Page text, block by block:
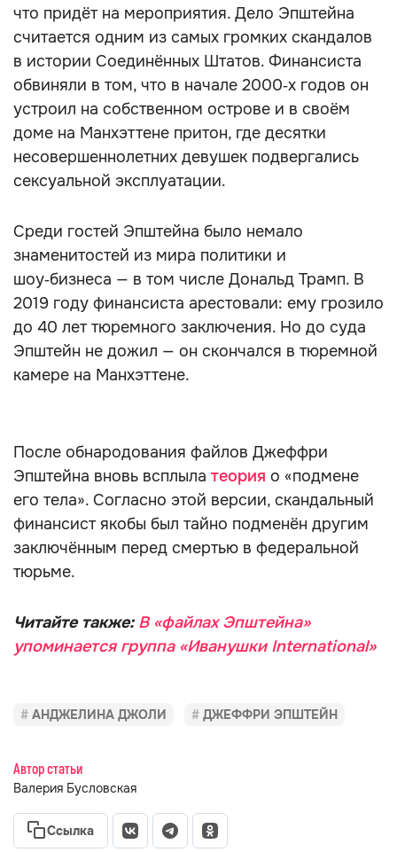
что придёт на мероприятия. Дело Эпштейна
считается одним из самых громких скандалов
в истории Соединённых Штатов. Финансиста
обвиняли в том, что в начале 2000‑х годов он
устроил на собственном острове и в своём
доме на Манхэттене притон, где десятки
несовершеннолетних девушек подвергались
сексуальной эксплуатации.
Среди гостей Эпштейна было немало
знаменитостей из мира политики и
шоу‑бизнеса — в том числе Дональд Трамп. В
2019 году финансиста арестовали: ему грозило
до 40 лет тюремного заключения. Но до суда
Эпштейн не дожил — он скончался в тюремной
камере на Манхэттене.
После обнародования файлов Джеффри
Эпштейна вновь всплыла теория о «подмене
его тела». Согласно этой версии, скандальный
финансист якобы был тайно подменён другим
заключённым перед смертью в федеральной
тюрьме.
Читайте также:В «файлах Эпштейна»
упоминается группа «Иванушки International»
АНДЖЕЛИНА ДЖОЛИ ДЖЕФФРИ ЭПШТЕЙН
Автор статьи
Валерия Бусловская
Ссылка